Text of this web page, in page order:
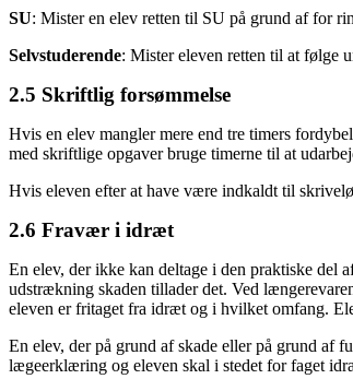
SU: Mister en elev retten til SU på grund af for
Selvstuderende: Mister eleven retten til at følge
2.5 Skriftlig forsømmelse
Hvis en elev mangler mere end tre timers
med skriftlige opgaver bruge timerne til at
Hvis eleven efter at have være indkaldt til
2.6 Fravær i idræt
En elev, der ikke kan deltage i den praktiske del
udstrækning skaden tillader det. Ved
eleven er fritaget fra idræt og i hvilket omfang.
En elev, der på grund af skade eller på grund af
lægeerklæring og eleven skal i stedet for faget